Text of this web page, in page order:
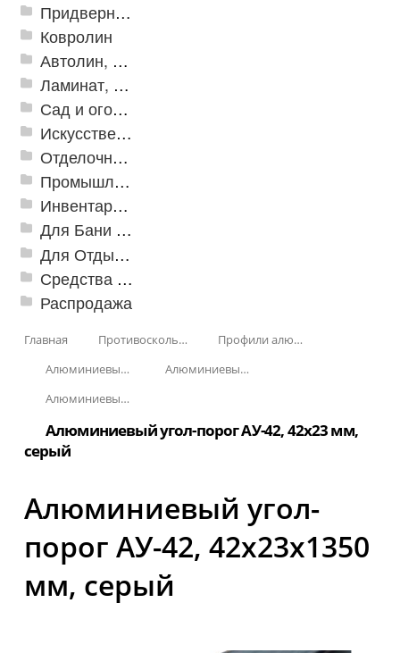
Придверные решетки
Ковролин
Автолин, Транслин, Линолеум
Ламинат, Кварцвиниловая плитка SPC
Сад и огород
Искусственная трава
Отделочные профили
Промышленный текстиль
Инвентарь для клининга
Для Бани и Сауны
Для Отдыха и Пикника
Средства от насекомых и садовых вредителей
Распродажа
Главная Противоскользящая защита для лестниц, профили, ленты
Профили алюминиевые с резиновой вставкой
Алюминиевый угол-порог с резиновой вставкой
Алюминиевый угол-порог АУ-42, 42x23 мм
Алюминиевый угол-порог АУ-42, 42x23 мм, Без покрытия
Алюминиевый угол-порог АУ-42, 42x23 мм,
серый
Алюминиевый угол-
порог АУ-42, 42x23x1350
мм, серый